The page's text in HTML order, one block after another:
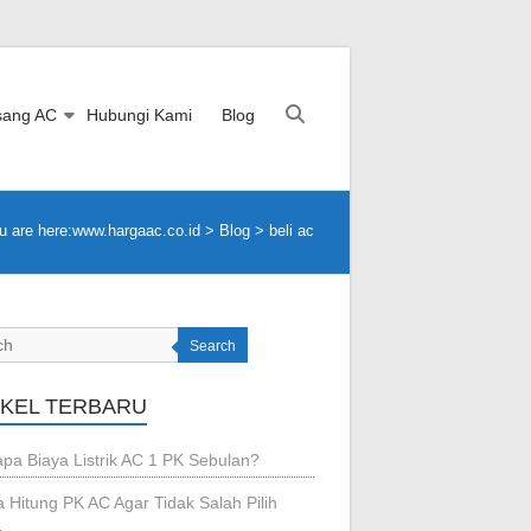
AC Hubungi Kami Blog
are here:www.hargaac.co.id > Blog > beli ac
Search
TERBARU
Biaya Listrik AC 1 PK Sebulan?
Hitung PK AC Agar Tidak Salah Pilih